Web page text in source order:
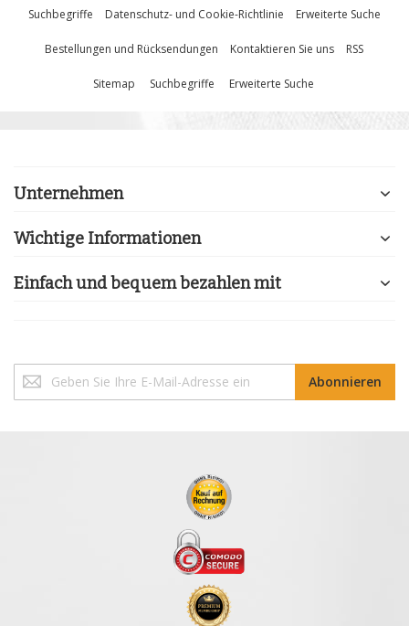
Suchbegriffe Datenschutz- und Cookie-Richtlinie Erweiterte Suche
Bestellungen und Rücksendungen Kontaktieren Sie uns RSS
Sitemap Suchbegriffe Erweiterte Suche
Unternehmen
Wichtige Informationen
Einfach und bequem bezahlen mit
Sie
sich
Abonnieren